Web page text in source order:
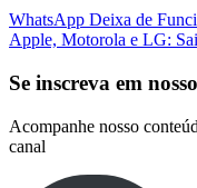
WhatsApp Deixa de
Apple, Motorola e LG:
Se inscreva em
Acompanhe nosso
canal